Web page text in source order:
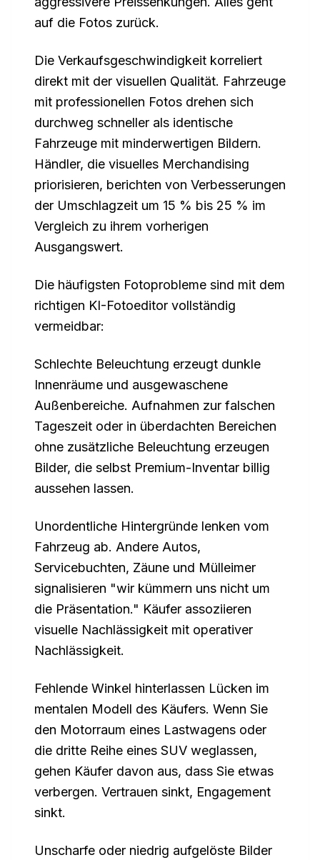
auf die Fotos zurück.
Die Verkaufsgeschwindigkeit korreliert
direkt mit der visuellen Qualität. Fahrzeuge
mit professionellen Fotos drehen sich
durchweg schneller als identische
Fahrzeuge mit minderwertigen Bildern.
Händler, die visuelles Merchandising
priorisieren, berichten von Verbesserungen
der Umschlagzeit um 15 % bis 25 % im
Vergleich zu ihrem vorherigen
Ausgangswert.
Die häufigsten Fotoprobleme sind mit dem
richtigen KI-Fotoeditor vollständig
vermeidbar:
Schlechte Beleuchtung erzeugt dunkle
Innenräume und ausgewaschene
Außenbereiche. Aufnahmen zur falschen
Tageszeit oder in überdachten Bereichen
ohne zusätzliche Beleuchtung erzeugen
Bilder, die selbst Premium-Inventar billig
aussehen lassen.
Unordentliche Hintergründe lenken vom
Fahrzeug ab. Andere Autos,
Servicebuchten, Zäune und Mülleimer
signalisieren "wir kümmern uns nicht um
die Präsentation." Käufer assoziieren
visuelle Nachlässigkeit mit operativer
Nachlässigkeit.
Fehlende Winkel hinterlassen Lücken im
mentalen Modell des Käufers. Wenn Sie
den Motorraum eines Lastwagens oder
die dritte Reihe eines SUV weglassen,
gehen Käufer davon aus, dass Sie etwas
verbergen. Vertrauen sinkt, Engagement
sinkt.
Unscharfe oder niedrig aufgelöste Bilder